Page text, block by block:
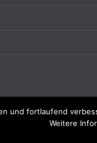
. Alle Rechte
und fortlaufend
Weitere